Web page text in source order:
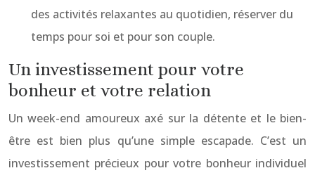
des activités relaxantes au quotidien, réserver du
temps pour soi et pour son couple.
Un investissement pour votre
bonheur et votre relation
Un week-end amoureux axé sur la détente et le bien-
être est bien plus qu’une simple escapade. C’est un
investissement précieux pour votre bonheur individuel